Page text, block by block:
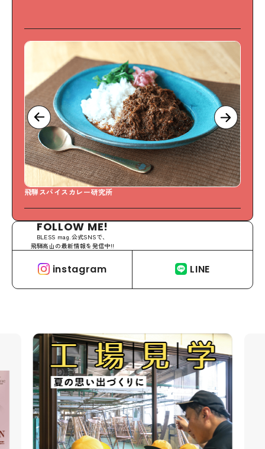
飛騨スパイスカレー研究所
FOLLOW ME!
BLESS mag.公式SNSで、
飛騨高山の最新情報を発信中!!
instagram LINE